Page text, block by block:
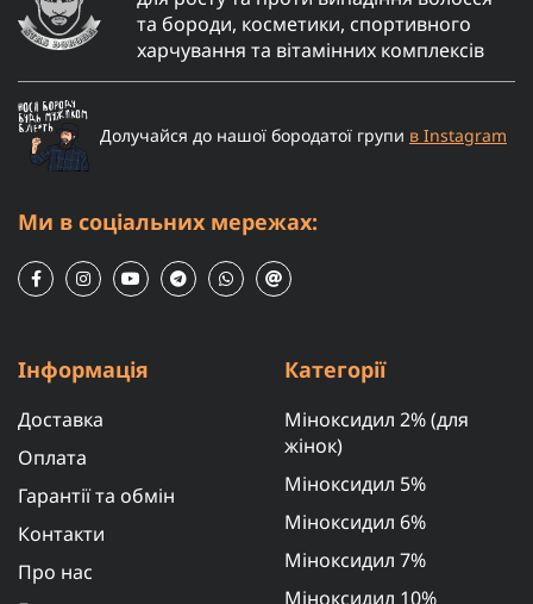
та бороди, косметики, спортивного
харчування та вітамінних комплексів
Долучайся до нашої бородатої групи в Instagram
Ми в соціальних мережах:
Інформація
Доставка
Оплата
Гарантії та обмін
Контакти
Про нас
Категорії
Міноксидил 2% (для
жінок)
Міноксидил 5%
Міноксидил 6%
Міноксидил 7%
Міноксидил 10%